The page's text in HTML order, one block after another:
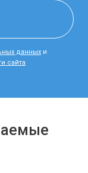
данных и
сайта